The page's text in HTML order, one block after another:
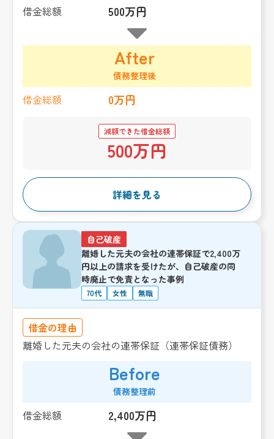
借金総額 500万円
After
債務整理後
借金総額 0万円
減額できた借金総額
500万円
詳細を見る
自己破産
離婚した元夫の会社の連帯保証で2,400万
円以上の請求を受けたが、自己破産の同
時廃止で免責となった事例
70代 女性 無職
借金の理由
離婚した元夫の会社の連帯保証（連帯保証債務）
Before
債務整理前
借金総額 2,400万円